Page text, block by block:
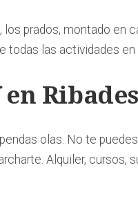
prados, montado en
todas las actividades
en
olas. No te
Alquiler, cursos,